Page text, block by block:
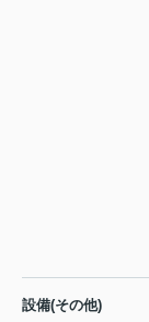
設備(その他)